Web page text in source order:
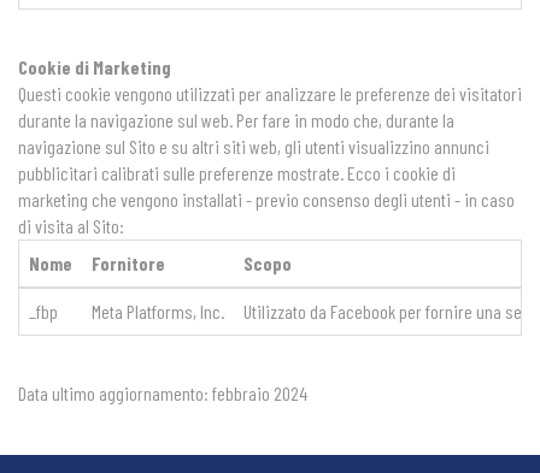
Cookie di Marketing
Questi cookie vengono utilizzati per analizzare le preferenze dei visitatori
durante la navigazione sul web. Per fare in modo che, durante la
navigazione sul Sito e su altri siti web, gli utenti visualizzino annunci
pubblicitari calibrati sulle preferenze mostrate. Ecco i cookie di
marketing che vengono installati - previo consenso degli utenti - in caso
di visita al Sito:
Nome
Fornitore Scopo
_fbp Meta Platforms, Inc. Utilizzato da Facebook per fornire una
Data ultimo aggiornamento: febbraio 2024